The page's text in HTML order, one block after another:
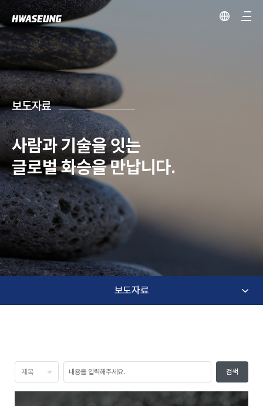
보도자료
사람과 기술을 잇는
글로벌 화승을 만납니다.
보도자료
검색